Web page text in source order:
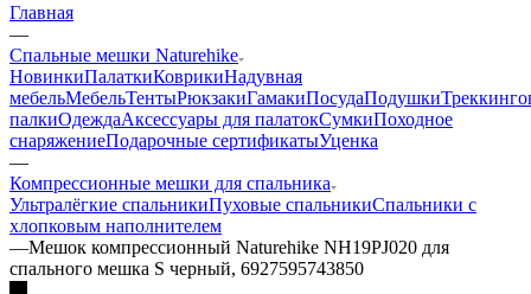
Главная
—
Спальные мешки Naturehike
НовинкиПалаткиКоврикиНадувная
мебельМебельТентыРюкзакиГамакиПосудаПодушки
палкиОдеждаАксессуары для палатокСумкиПоходное
снаряжениеПодарочные сертификатыУценка
—
Компрессионные мешки для спальника
Ультралёгкие спальникиПуховые спальникиСпальники с
хлопковым наполнителем
—Мешок компрессионный Naturehike NH19PJ020 для
спального мешка S черный, 6927595743850